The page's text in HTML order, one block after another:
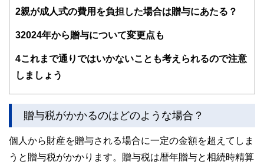
得者を中心に「お金や暮らし」に関する書籍・雑誌の編集経
験者で構成され、企画立案から記事掲載まですべての工程に
関わることで、読者目線のコンテンツを追求しています。
護士、税理士、宅地建物取引士、相続診断士、住宅ローンア
ドバイザー、DCプランナー、公認会計士、社会保険労務
士、行政書士、投資アナリスト、キャリアコンサルタントな
をわかりやすく発信している点です。
執筆者・監修者による執筆体制を築くことで、内容のわかり
やすさはもちろんのこと、読み応えのあるコンテンツと確か
な情報発信を実現しています。
2親が成人式の費用を負担した場合は贈与にあたる？
32024年から贈与について変更点も
4これまで通りではいかないことも考えられるので注意
しましょう
贈与税がかかるのはどのような場合？
個人から財産を贈与される場合に一定の金額を超えてしま
うと贈与税がかかります。贈与税は暦年贈与と相続時精算